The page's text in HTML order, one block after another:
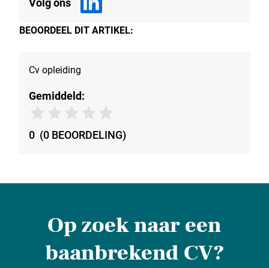
BEOORDEEL DIT ARTIKEL:
Cv opleiding
Gemiddeld:
0 (0 BEOORDELING)
Op zoek naar een
baanbrekend CV?